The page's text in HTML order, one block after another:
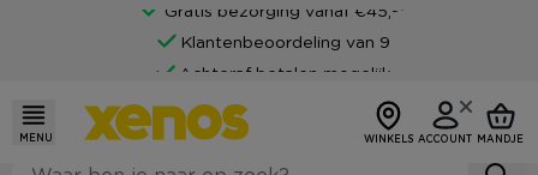
Gratis bezorging vanaf €45,-*
Klantenbeoordeling van 9
Achteraf betalen mogelijk
MENU WINKELS ACCOUNT MANDJE